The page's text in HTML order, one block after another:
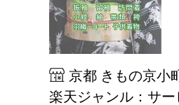
京都 きもの京小
楽天ジャンル：サ